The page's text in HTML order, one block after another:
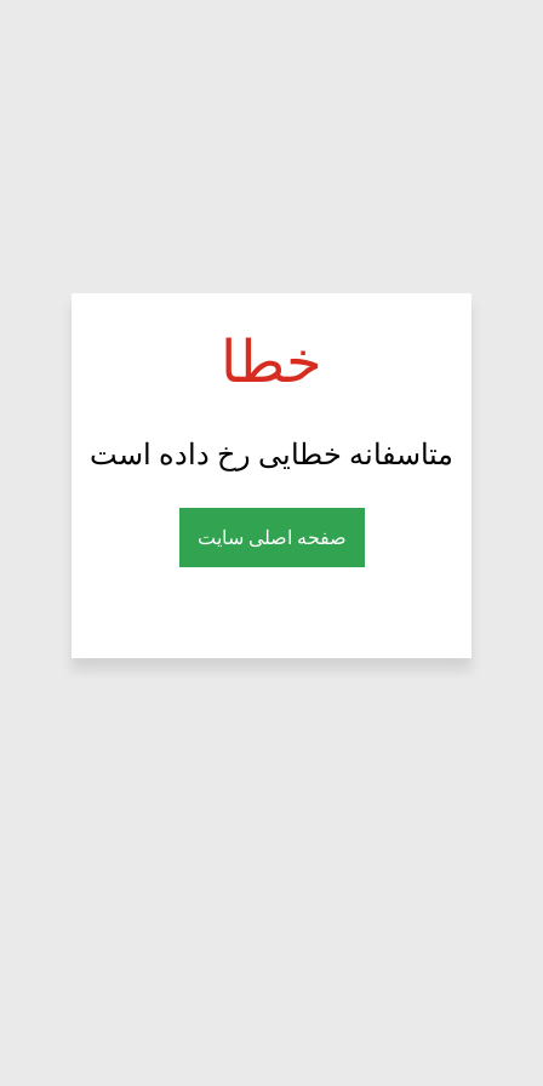
خطا
متاسفانه خطایی رخ داده است
صفحه اصلی سایت